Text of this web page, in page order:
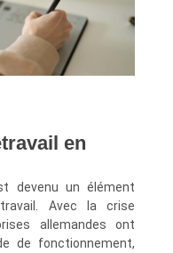
en
devenu un élément
Avec la crise
allemandes ont
de fonctionnement,